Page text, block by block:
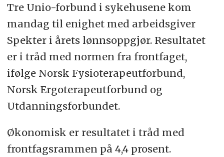
Tre Unio-forbund i sykehusene kom
mandag til enighet med arbeidsgiver
Spekter i årets lønnsoppgjør. Resultatet
er i tråd med normen fra frontfaget,
ifølge Norsk Fysioterapeutforbund,
Norsk Ergoterapeutforbund og
Utdanningsforbundet.
Økonomisk er resultatet i tråd med
frontfagsrammen på 4,4 prosent.